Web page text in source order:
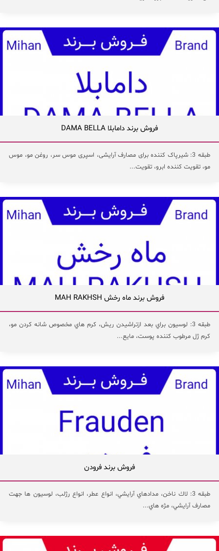
فروش برند دامابلا DAMA BELLA
طبقه 3: شیرپاک کننده برای مصارف آرایشی، اسپری موس سر، روغن مو، موس
مو، تقویت کننده ابرو، تقویت...
فروش برند ماه رخش MAH RAKHSH
طبقه 3: لوسيون براي بعد ازتراشيدن ريش، كرم هاي مخصوص شانه كردن مو،
كرم ژل مرطوب كننده پوست، مايع...
فروش برند فرودن
طبقه 3: لاك ناخن، مدادهاي آرايشي، انواع عطر، انواع رژلب، لوسيون ها جهت
مصارف آرايشي، مژه هاي...